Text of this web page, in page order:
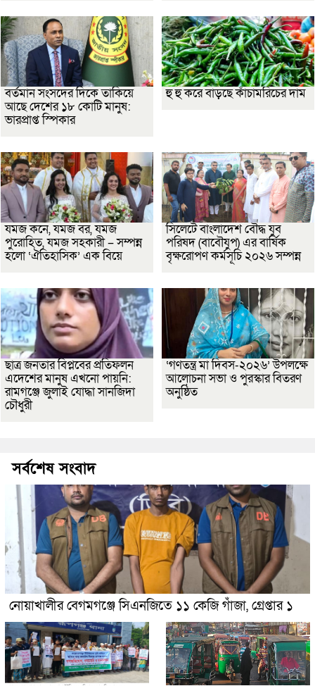
বর্তমান সংসদের দিকে তাকিয়ে
আছে দেশের ১৮ কোটি মানুষ:
ভারপ্রাপ্ত স্পিকার
হু হু করে বাড়ছে কাঁচামরিচের দাম
যমজ কনে, যমজ বর, যমজ
পুরোহিত, যমজ সহকারী – সম্পন্ন
হলো ‘ঐতিহাসিক’ এক বিয়ে
সিলেটে বাংলাদেশ বৌদ্ধ যুব
পরিষদ (বাবৌযুপ) এর বার্ষিক
বৃক্ষরোপণ কর্মসূচি ২০২৬ সম্পন্ন
ছাত্র জনতার বিপ্লবের প্রতিফলন
এদেশের মানুষ এখনো পায়নি:
রামগঞ্জে জুলাই যোদ্ধা সানজিদা
চৌধুরী
‘গণতন্ত্র মা দিবস-২০২৬’ উপলক্ষে
আলোচনা সভা ও পুরস্কার বিতরণ
অনুষ্ঠিত
সর্বশেষ সংবাদ
নোয়াখালীর বেগমগঞ্জে সিএনজিতে ১১ কেজি গাঁজা, গ্রেপ্তার ১